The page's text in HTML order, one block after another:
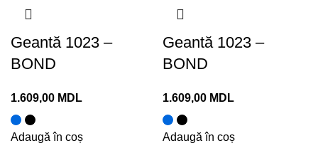
Geantă 1023 –
BOND
1.609,00 MDL
Adaugă în coș
Geantă 1023 –
BOND
1.609,00 MDL
Adaugă în coș